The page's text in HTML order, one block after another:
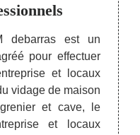
debarras est un
pour effectuer
et locaux
vidage de maison
et cave, le
et locaux
Des